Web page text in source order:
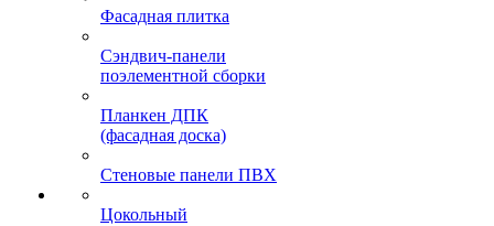
Фасадная плитка
Сэндвич-панели
поэлементной сборки
Планкен ДПК
(фасадная доска)
Стеновые панели ПВХ
Цокольный